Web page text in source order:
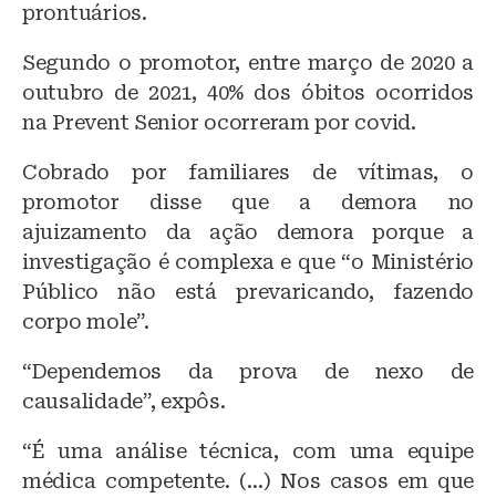
prontuários.
Segundo o promotor, entre março de 2020 a
outubro de 2021, 40% dos óbitos ocorridos
na Prevent Senior ocorreram por covid.
Cobrado por familiares de vítimas, o
promotor disse que a demora no
ajuizamento da ação demora porque a
investigação é complexa e que “o Ministério
Público não está prevaricando, fazendo
corpo mole”.
“Dependemos da prova de nexo de
causalidade”, expôs.
“É uma análise técnica, com uma equipe
médica competente. (…) Nos casos em que